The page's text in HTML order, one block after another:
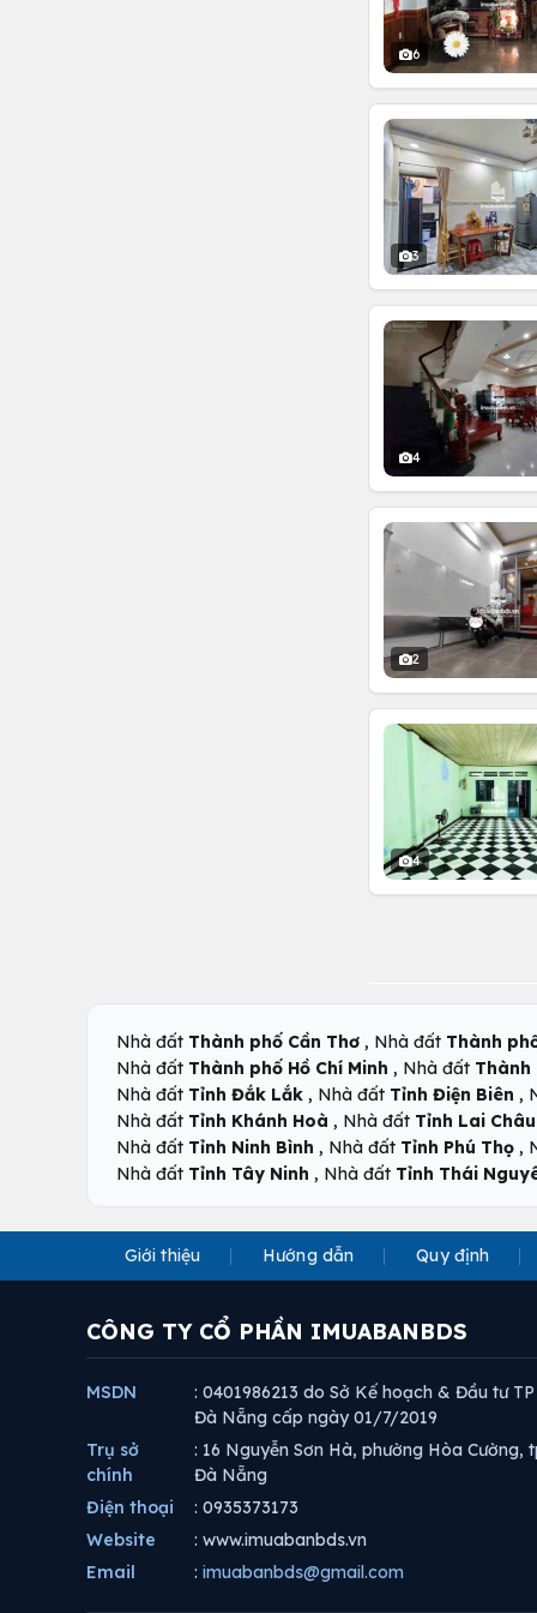
6
3
4
2
4
Nhà đất Thành phố Cần Thơ , Nhà đất Thành
Nhà đất Thành phố Hồ Chí Minh , Nhà đất Thành
Nhà đất Tỉnh Đắk Lắk , Nhà đất Tỉnh Điện Biên ,
Nhà đất Tỉnh Khánh Hoà , Nhà đất Tỉnh Lai Châu
Nhà đất Tỉnh Ninh Bình , Nhà đất Tỉnh Phú Thọ ,
Nhà đất Tỉnh Tây Ninh , Nhà đất Tỉnh Thái
Giới thiệu Hướng dẫn Quy định
CÔNG TY CỔ PHẦN IMUABANBDS
MSDN
: 0401986213 do Sở Kế hoạch & Đầu tư TP
Đà Nẵng cấp ngày 01/7/2019
Trụ sở
chính
: 16 Nguyễn Sơn Hà, phường Hòa Cường,
Đà Nẵng
Điện thoại
: 0935373173
Website
: www.imuabanbds.vn
Email
: imuabanbds@gmail.com